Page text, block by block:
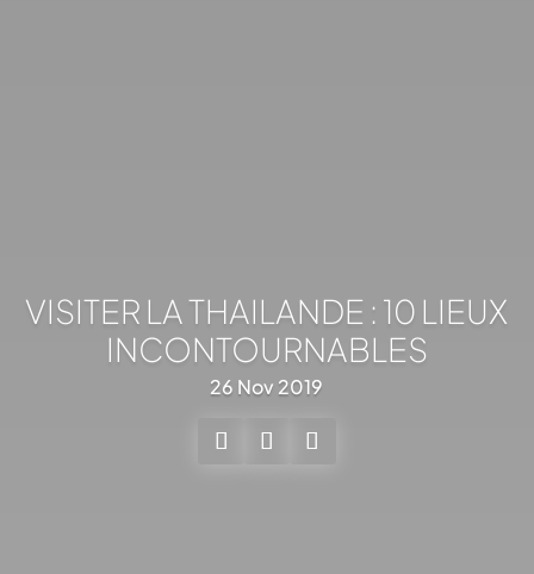
VISITER LA THAILANDE : 10 LIEUX
INCONTOURNABLES
26 Nov 2019